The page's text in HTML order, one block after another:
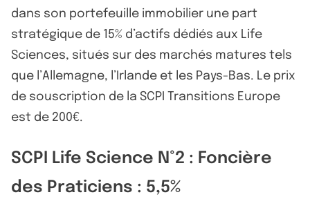
dans son portefeuille immobilier une part
stratégique de 15% d’actifs dédiés aux Life
Sciences, situés sur des marchés matures tels
que l’Allemagne, l’Irlande et les Pays-Bas. Le prix
de souscription de la SCPI Transitions Europe
est de 200€.
SCPI Life Science N°2 : Foncière
des Praticiens : 5,5%